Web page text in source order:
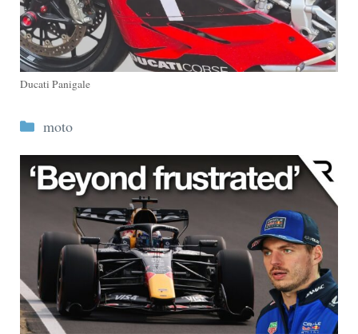
Ducati Panigale
Categorie
moto